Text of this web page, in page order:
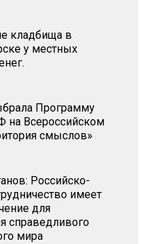
кладбища в
у местных
Программу
Всероссийском
смыслов»
Российско-
имеет
для
справедливого
мира